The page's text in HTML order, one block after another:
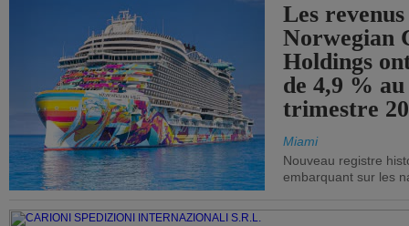
Les
Norwegian
Holdings
de 4,9 %
trimestre
Miami
Nouveau registre
embarquant sur les